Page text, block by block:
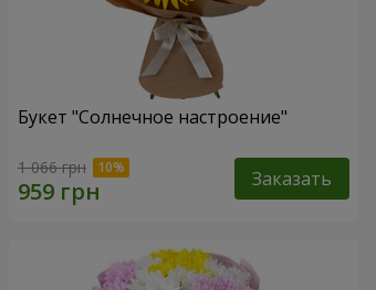
Букет "Солнечное настроение"
1 066 грн Заказать